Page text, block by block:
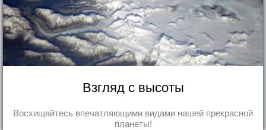
Взгляд с высоты
Восхищайтесь впечатляющими видами нашей прекрасной
планеты!